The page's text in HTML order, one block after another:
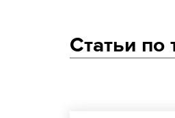
Статьи по